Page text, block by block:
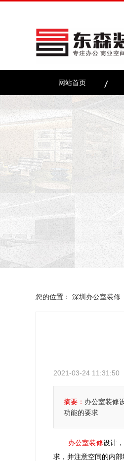
网站首页
您的位置： 深圳办公室装修
2021-03-24 11:31:50
摘要： 办公室装修
功能的要求
办公室装修设计
求，并注意空间的内部